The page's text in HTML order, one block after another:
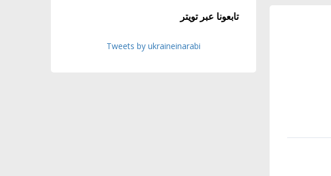
تابعونا عبر تويتر
Tweets by ukraineinarabi